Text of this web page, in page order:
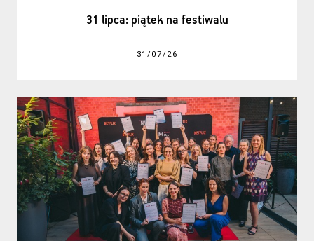
31 lipca: piątek na festiwalu
31/07/26